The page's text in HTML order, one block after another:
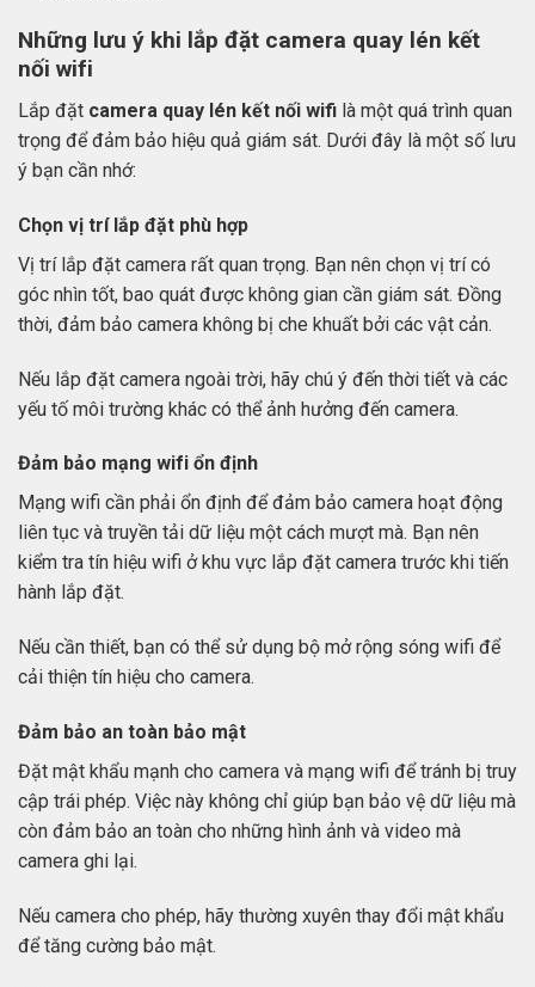
Những lưu ý khi lắp đặt camera quay lén kết
nối wifi
Lắp đặt camera quay lén kết nối wifi là một quá trình quan
trọng để đảm bảo hiệu quả giám sát. Dưới đây là một số lưu
ý bạn cần nhớ:
Chọn vị trí lắp đặt phù hợp
Vị trí lắp đặt camera rất quan trọng. Bạn nên chọn vị trí có
góc nhìn tốt, bao quát được không gian cần giám sát. Đồng
thời, đảm bảo camera không bị che khuất bởi các vật cản.
Nếu lắp đặt camera ngoài trời, hãy chú ý đến thời tiết và các
yếu tố môi trường khác có thể ảnh hưởng đến camera.
Đảm bảo mạng wifi ổn định
Mạng wifi cần phải ổn định để đảm bảo camera hoạt động
liên tục và truyền tải dữ liệu một cách mượt mà. Bạn nên
kiểm tra tín hiệu wifi ở khu vực lắp đặt camera trước khi tiến
hành lắp đặt.
Nếu cần thiết, bạn có thể sử dụng bộ mở rộng sóng wifi để
cải thiện tín hiệu cho camera.
Đảm bảo an toàn bảo mật
Đặt mật khẩu mạnh cho camera và mạng wifi để tránh bị truy
cập trái phép. Việc này không chỉ giúp bạn bảo vệ dữ liệu mà
còn đảm bảo an toàn cho những hình ảnh và video mà
camera ghi lại.
Nếu camera cho phép, hãy thường xuyên thay đổi mật khẩu
để tăng cường bảo mật.